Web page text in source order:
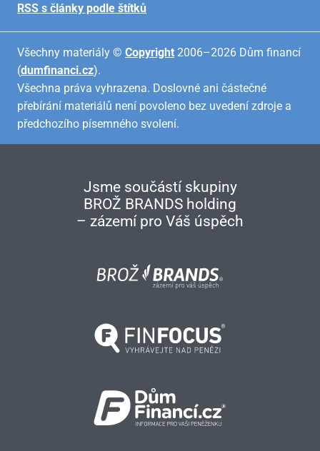
RSS s články podle štítků
Všechny materiály © Copyright 2006–2026 Dům financí
(dumfinanci.cz).
Všechna práva vyhrazena. Doslovné ani částečné
přebírání materiálů není povoleno bez uvedení zdroje a
předchozího písemného svolení.
Jsme součástí skupiny
BROŽ BRANDS holding
– zázemí pro Váš úspěch